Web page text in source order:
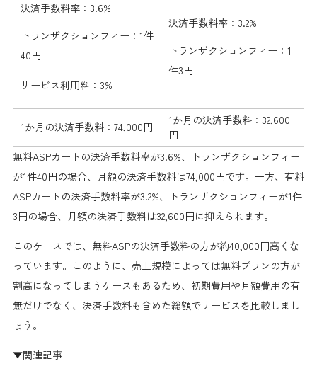
決済手数料率：3.6%
トランザクションフィー：1件
40円
サービス利用料：3%
決済手数料率：3.2%
トランザクションフィー：1
件3円
1か月の決済手数料：74,000円
1か月の決済手数料：32,600
円
無料ASPカートの決済手数料率が3.6%、トランザクションフィー
が1件40円の場合、月額の決済手数料は74,000円です。一方、有料
ASPカートの決済手数料率が3.2%、トランザクションフィーが1件
3円の場合、月額の決済手数料は32,600円に抑えられます。
このケースでは、無料ASPの決済手数料の方が約40,000円高くな
っています。このように、売上規模によっては無料プランの方が
割高になってしまうケースもあるため、初期費用や月額費用の有
無だけでなく、決済手数料も含めた総額でサービスを比較しまし
ょう。
▼関連記事